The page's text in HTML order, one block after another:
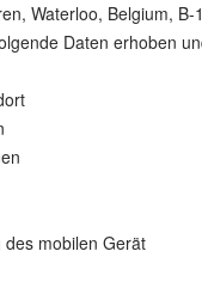
Waterloo, Belgium, B-
Daten erhoben
des mobilen Gerät